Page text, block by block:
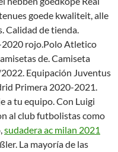
goede kwaliteit, alle
Calidad de tienda.
rojo.Polo Atletico
de. Camiseta
Equipación Juventus
Primera 2020-2021.
a tu equipo. Con Luigi
al club futbolistas como
sudadera ac milan 2021
La mayoría de las